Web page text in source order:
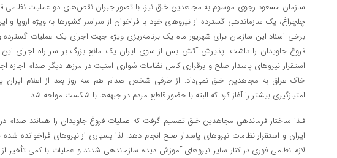
سازمان مسعود رجوی موسوم به مجاهدین خلق نیز، با تصور جبران نقص‌های دو عملیات نظامی
چلچراغ، یک سازماندهی گسترده از نیروهای خود با فراخوان از سراسر کشورها به ویژه اروپا و
برخی اسناد این سازمان برای شهریور ماه یک برنامه‌ریزی ویژه جهت اجرای یک عملیات
فروغ جاویدان را داشت. پذیرش آتش بس از سوی ایران یک مانع بزرگ بر سر راه اجرای این
استقرار نیروهای پاسدار صلح و برقراری کامل نظامات شواری امنیت در مرزها دیگر صدام اجازه
خاک عراق به مجاهدین خلق نمی‌داد. از طرفی شخص صدام هم سه روز بعد از اعلام ایران
امتیازگیری بیشتر را آغاز کرد که البته با حضور قاطع مردم در جبهه‌ها با شکست مواجه شد.
فلذا ساختار فرماندهی مجاهدین خلق تصمیم گرفت که عملیات فروغ جاویدان را همانند صدام
ایران و استقرار نظامات نیروهای پاسدار صلح انجام دهد. لذا بسیاری از نیروهای فراخوانده
لازم نظامی فوری در کنار سایر نیروهای آموزش دیده سازماندهی شدند و عملیات با کمی تأخیر